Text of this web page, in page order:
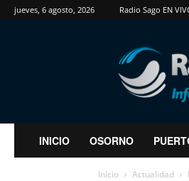
jueves, 6 agosto, 2026 Radio Sago EN
RadioSago
INICIO OSORNO
Inicio Actualidad